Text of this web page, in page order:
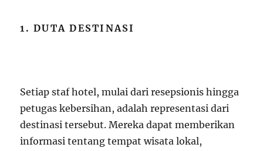
1. DUTA DESTINASI
Setiap staf hotel, mulai dari resepsionis hingga
petugas kebersihan, adalah representasi dari
destinasi tersebut. Mereka dapat memberikan
informasi tentang tempat wisata lokal,